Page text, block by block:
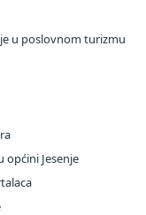
u poslovnom turizmu
Jesenje